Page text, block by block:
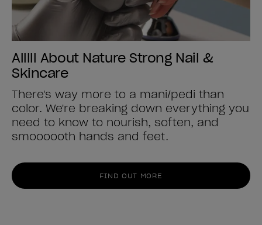
Alllll About Nature Strong Nail &
Skincare
There's way more to a mani/pedi than
color. We're breaking down everything you
need to know to nourish, soften, and
smoooooth hands and feet.
FIND OUT MORE